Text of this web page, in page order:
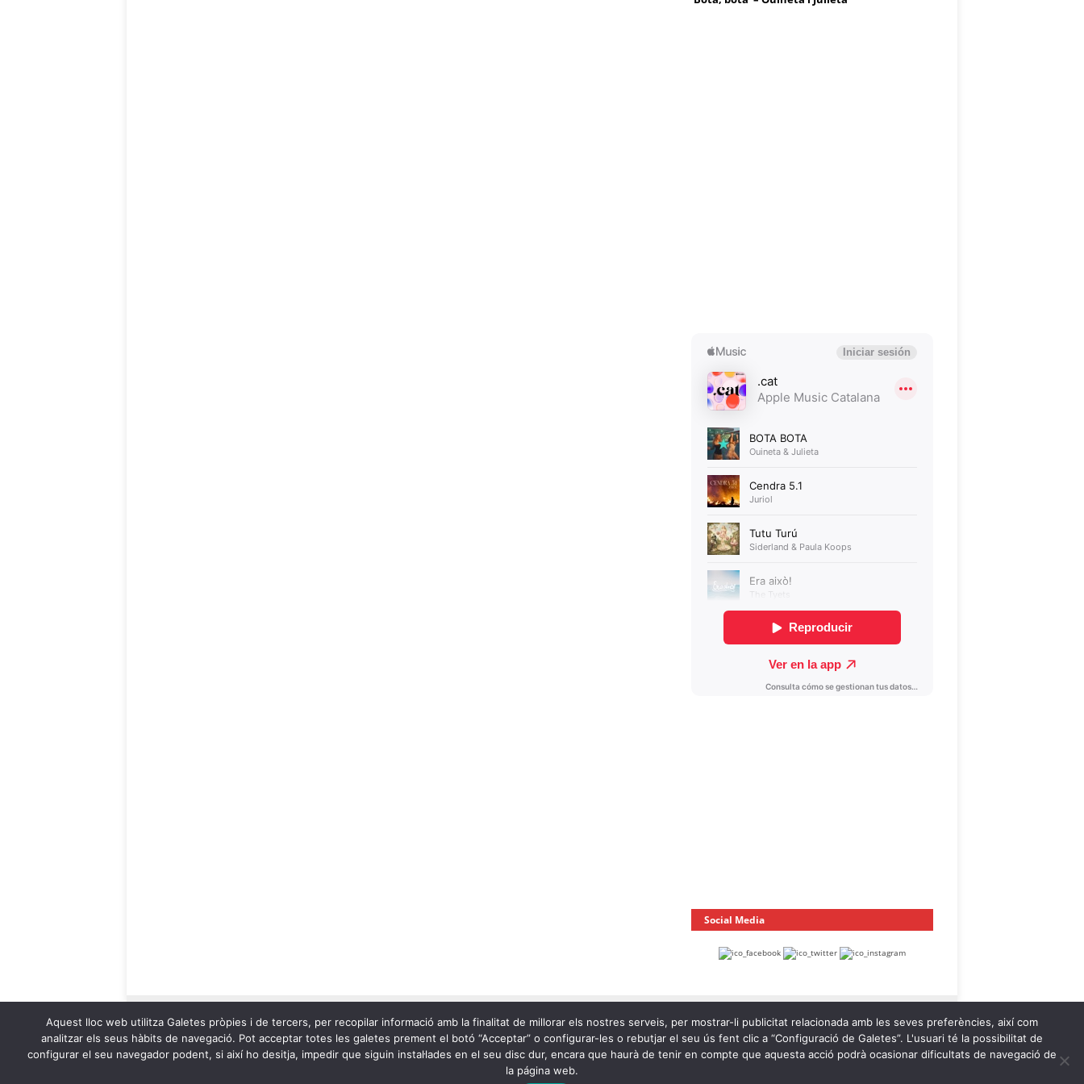
Social Media
Aquest lloc web utilitza Galetes pròpies i de tercers, per recopilar informació amb la finalitat de millorar els nostres serveis, per mostrar-li publicitat relacionada amb les seves preferències, així com
analitzar els seus hàbits de navegació. Pot acceptar totes les galetes prement el botó “Acceptar” o configurar-les o rebutjar el seu ús fent clic a “Configuració de Galetes”. L'usuari té la possibilitat de
configurar el seu navegador podent, si així ho desitja, impedir que siguin instal·lades en el seu disc dur, encara que haurà de tenir en compte que aquesta acció podrà ocasionar dificultats de navegació de
la página web.